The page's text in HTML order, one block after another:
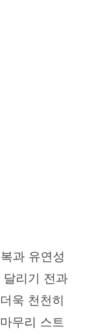
과 유연성
리기 전과
욱 천천히
무리 스트